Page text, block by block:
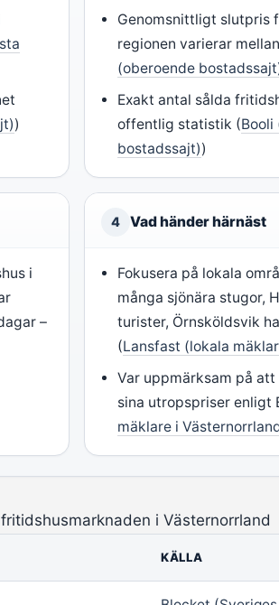
)
Genomsnittligt slutpris
regionen varierar
(oberoende
Exakt antal sålda
offentlig statistik (Booli
bostadssajt))
i
–
4 Vad händer härnäst
Fokusera på lokala
många sjönära stugor,
turister, Örnsköldsvik
(Lansfast (lokala
Var uppmärksam på
sina utropspriser enligt
mäklare i
i Västernorrland
KÄLLA